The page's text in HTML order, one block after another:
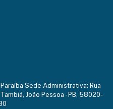
Sede Administrativa: Rua
João Pessoa - PB, 58020-